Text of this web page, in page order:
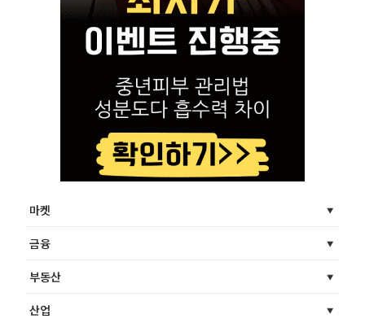
마켓
금융
부동산
산업